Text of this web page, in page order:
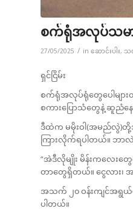
စက်ရုံအလုပ်သမာ
27/05/2025 / in ဆောင်းပါး, သ
ရှင်ငြိမ်း
စက်ရုံအလုပ်ရုံတွေပေါမျာ
စကားပြောသံတွေနဲ့ ဆူညံန
ဒီထဲက မမိုးဝါ(အမည်လွဲ)တို့အု
ကြားလိုက်ရပါတယ်။ ဘ
“အဲဒီလိုမျိုး မိန်းကလေ
တာတွေရှိတယ်။ ငွေလား၊ အ
အသက် ၂၀ ဝန်းကျင်အရွ
ပါတယ်။